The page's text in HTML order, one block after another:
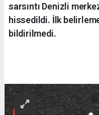
sarsıntı Denizli
hissedildi. İlk
bildirilmedi.